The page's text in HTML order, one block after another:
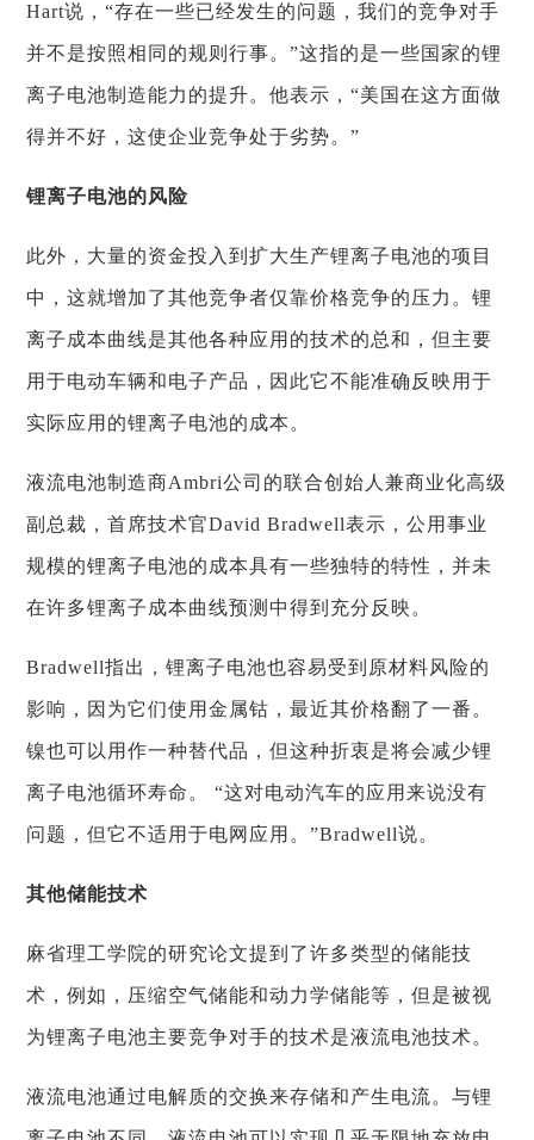
Hart说，“存在一些已经发生的问题，我们的竞争对手
并不是按照相同的规则行事。”这指的是一些国家的锂
离子电池制造能力的提升。他表示，“美国在这方面做
得并不好，这使企业竞争处于劣势。”
锂离子电池的风险
此外，大量的资金投入到扩大生产锂离子电池的项目
中，这就增加了其他竞争者仅靠价格竞争的压力。锂
离子成本曲线是其他各种应用的技术的总和，但主要
用于电动车辆和电子产品，因此它不能准确反映用于
实际应用的锂离子电池的成本。
液流电池制造商Ambri公司的联合创始人兼商业化高级
副总裁，首席技术官David Bradwell表示，公用事业
规模的锂离子电池的成本具有一些独特的特性，并未
在许多锂离子成本曲线预测中得到充分反映。
Bradwell指出，锂离子电池也容易受到原材料风险的
影响，因为它们使用金属钴，最近其价格翻了一番。
镍也可以用作一种替代品，但这种折衷是将会减少锂
离子电池循环寿命。 “这对电动汽车的应用来说没有
问题，但它不适用于电网应用。”Bradwell说。
其他储能技术
麻省理工学院的研究论文提到了许多类型的储能技
术，例如，压缩空气储能和动力学储能等，但是被视
为锂离子电池主要竞争对手的技术是液流电池技术。
液流电池通过电解质的交换来存储和产生电流。与锂